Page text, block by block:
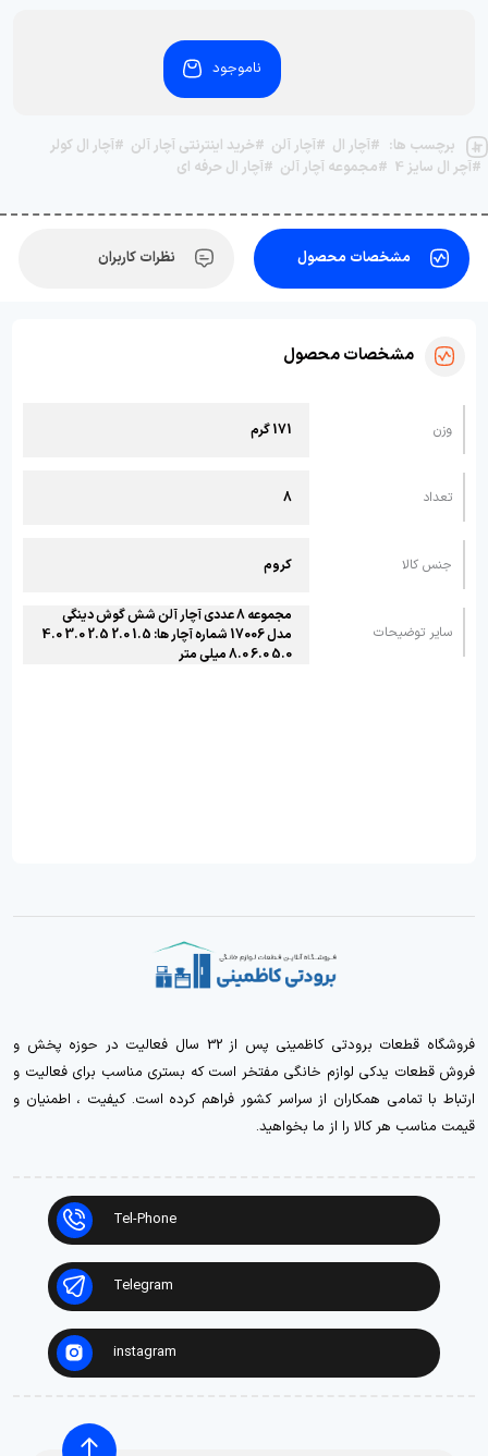
ناموجود
برچسب ها: #آچار ال #آچار آلن #خرید اینترنتی آچار آلن #آچار ال کولر
#آچر ال سایز 4
#مجموعه آچار آلن #آچار ال حرفه ای
مشخصات محصول نظرات کاربران
مشخصات محصول
وزن 171 گرم
تعداد 8
جنس کالا کروم
سایر توضیحات
مجموعه 8 عددی آچار آلن شش گوش دینگی
مدل 17006 شماره آچار ها: 1.5 2.0 2.5 3.0 4.0
5.0 6.0 8.0 میلی متر
فروشگاه قطعات برودتی کاظمینی پس از 32 سال فعالیت در حوزه پخش و
فروش قطعات یدکی لوازم خانگی مفتخر است که بستری مناسب برای فعالیت و
ارتباط با تمامی همکاران از سراسر کشور فراهم کرده است. کیفیت ، اطمنیان و
قیمت مناسب هر کالا را از ما بخواهید.
Tel-Phone
Telegram
instagram